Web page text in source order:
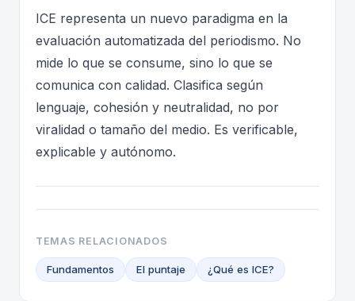
ICE representa un nuevo paradigma en la
evaluación automatizada del periodismo. No
mide lo que se consume, sino lo que se
comunica con calidad. Clasifica según
lenguaje, cohesión y neutralidad, no por
viralidad o tamaño del medio. Es verificable,
explicable y autónomo.
TEMAS RELACIONADOS
Fundamentos El puntaje ¿Qué es ICE?